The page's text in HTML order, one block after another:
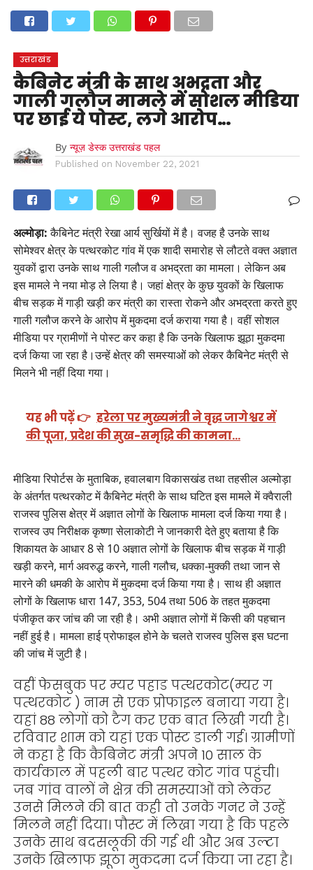
देहरादूननैनीताल
मनोरंजन
उत्तराखंड
कैबिनेट मंत्री के साथ अभद्रता और
गाली गलौज मामले में सोशल मीडिया
पर छाई ये पोस्ट, लगे आरोप…
By न्यूज़ डेस्क उत्तराखंड पहल
Published on November 22, 2021
अल्मोड़ा:कैबिनेट मंत्री रेखा आर्य सुर्खियों में है। वजह है उनके साथ
सोमेश्वर क्षेत्र के पत्थरकोट गांव में एक शादी समारोह से लौटते वक्त अज्ञात
युवकों द्वारा उनके साथ गाली गलौज व अभद्रता का मामला। लेकिन अब
इस मामले ने नया मोड़ ले लिया है। जहां क्षेत्र के कुछ युवकों के खिलाफ
बीच सड़क में गाड़ी खड़ी कर मंत्री का रास्ता रोकने और अभद्रता करते हुए
गाली गलौज करने के आरोप में मुकदमा दर्ज कराया गया है। वहीं सोशल
मीडिया पर ग्रामीणों ने पोस्ट कर कहा है कि उनके खिलाफ झूठा मुकदमा
दर्ज किया जा रहा है।उन्हें क्षेत्र की समस्याओं को लेकर कैबिनेट मंत्री से
मिलने भी नहीं दिया गया।
यह भी पढ़ें 👉 हरेला पर मुख्यमंत्री ने वृद्ध जागेश्वर में
की पूजा, प्रदेश की सुख-समृद्धि की कामना…
मीडिया रिपोर्टस के मुताबिक, हवालबाग विकासखंड तथा तहसील अल्मोड़ा
के अंतर्गत पत्थरकोट में कैबिनेट मंत्री के साथ घटित इस मामले में क्वैराली
राजस्व पुलिस क्षेत्र में अज्ञात लोगों के खिलाफ मामला दर्ज किया गया है।
राजस्व उप निरीक्षक कृष्णा सेलाकोटी ने जानकारी देते हुए बताया है कि
शिकायत के आधार 8 से 10 अज्ञात लोगों के खिलाफ बीच सड़क में गाड़ी
खड़ी करने, मार्ग अवरुद्ध करने, गाली गलौच, धक्का-मुक्की तथा जान से
मारने की धमकी के आरोप में मुकदमा दर्ज किया गया है। साथ ही अज्ञात
लोगों के खिलाफ धारा 147, 353, 504 तथा 506 के तहत मुकदमा
पंजीकृत कर जांच की जा रही है। अभी अज्ञात लोगों में किसी की पहचान
नहीं हुई है। मामला हाई प्रोफाइल होने के चलते राजस्व पुलिस इस घटना
की जांच में जुटी है।
वहीं फेसबुक पर म्यर पहाड पत्थरकोट(म्यर ग
पत्थरकोट ) नाम से एक प्रोफाइल बनाया गया है।
यहां 88 लोगों को टैग कर एक बात लिखी गयी है।
रविवार शाम को यहां एक पोस्ट डाली गई। ग्रामीणों
ने कहा है कि कैबिनेट मंत्री अपने 10 साल के
कार्यकाल में पहली बार पत्थर कोट गांव पहुंची।
जब गांव वालों ने क्षेत्र की समस्याओं को लेकर
उनसे मिलने की बात कही तो उनके गनर ने उन्हें
मिलने नहीं दिया। पौस्ट में लिखा गया है कि पहले
उनके साथ बदसलूकी की गई थी और अब उल्टा
उनके खिलाफ झूठा मुकदमा दर्ज किया जा रहा है।